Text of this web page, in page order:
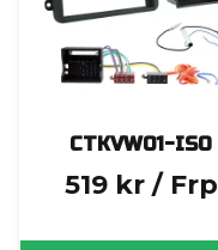
CTKVW01-ISO
519 kr / Frp